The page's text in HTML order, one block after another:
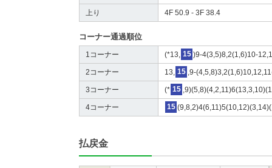
上り 4F 50.9 - 3F 38.4
コーナー通過順位
1コーナー (*13, 15 )9-4(3,5)8,2(1,6)10-
2コーナー 13, 15 ,9-
3コーナー (* 15
4コーナー 15
払戻金